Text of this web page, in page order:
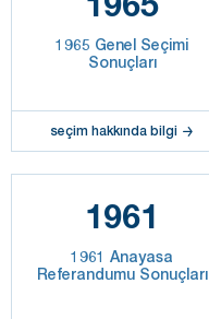
1965 Genel Seçimi
Sonuçları
seçim hakkında bilgi
1961
1961 Anayasa
Referandumu Sonuçları